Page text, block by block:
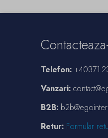
Telefon: +40371-
Vanzari:
B2B:
Retur: Formular